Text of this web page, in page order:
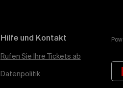
Hilfe und Kontakt
Rufen Sie Ihre Tickets ab
Datenpolitik